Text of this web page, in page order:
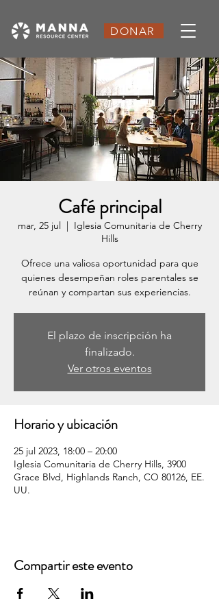
DONAR
Café principal
mar, 25 jul
  |
Iglesia Comunitaria de Cherry
Hills
Ofrece una valiosa oportunidad para que
quienes desempeñan roles parentales se
reúnan y compartan sus experiencias.
El plazo de inscripción ha
finalizado.
Ver otros eventos
Horario y ubicación
25 jul 2023, 18:00 – 20:00
Iglesia Comunitaria de Cherry Hills, 3900
Grace Blvd, Highlands Ranch, CO 80126, EE.
UU.
Compartir este evento